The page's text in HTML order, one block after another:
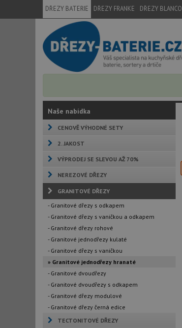
DŘEZY BATERIE DŘEZY FRANKE DŘEZY BLANCO
Naše nabídka
CENOVĚ VÝHODNÉ SETY
2. JAKOST
VÝPRODEJ SE SLEVOU AŽ 70%
NEREZOVÉ DŘEZY
GRANITOVÉ DŘEZY
- Granitové dřezy s odkapem
- Granitové dřezy s vaničkou a odkapem
- Granitové dřezy rohové
- Granitové jednodřezy kulaté
- Granitové dřezy s vaničkou
» Granitové jednodřezy hranaté
- Granitové dvoudřezy
- Granitové dvoudřezy s odkapem
- Granitové dřezy modulové
- Granitové dřezy černá edice
TECTONITOVÉ DŘEZY